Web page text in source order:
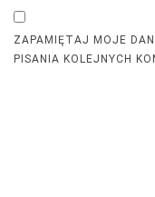
ZAPAMIĘTAJ MOJE
PISANIA KOLEJNYCH